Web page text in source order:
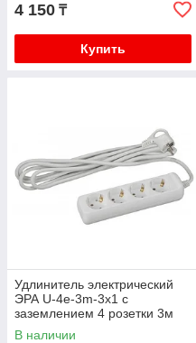
4 150 ₸
Купить
Удлинитель электрический
ЭРА U-4e-3m-3x1 с
заземлением 4 розетки 3м
ПВС 3x1мм2 16А
В наличии